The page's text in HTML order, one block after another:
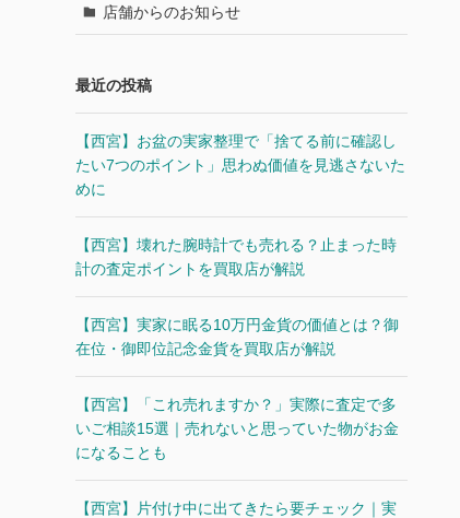
店舗からのお知らせ
最近の投稿
【西宮】お盆の実家整理で「捨てる前に確認し
たい7つのポイント」思わぬ価値を見逃さないた
めに
【西宮】壊れた腕時計でも売れる？止まった時
計の査定ポイントを買取店が解説
【西宮】実家に眠る10万円金貨の価値とは？御
在位・御即位記念金貨を買取店が解説
【西宮】「これ売れますか？」実際に査定で多
いご相談15選｜売れないと思っていた物がお金
になることも
【西宮】片付け中に出てきたら要チェック｜実